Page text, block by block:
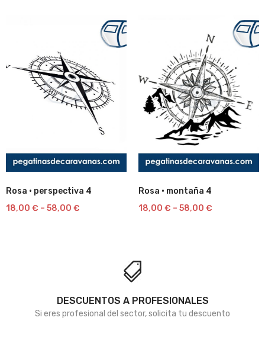
Rosa · perspectiva 4
18,00 € – 58,00 €
Rosa · montaña 4
18,00 € – 58,00 €
DESCUENTOS A PROFESIONALES
Si eres profesional del sector, solicita tu descuento